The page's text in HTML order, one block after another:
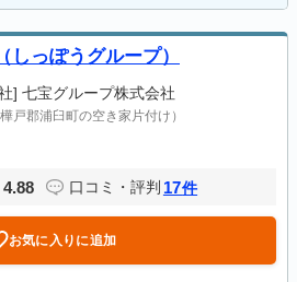
しっぽうグループ）
] 七宝グループ株式会社
樺戸郡浦臼町の空き家片付け）
4.88 口コミ・評判 17件
お気に入りに追加